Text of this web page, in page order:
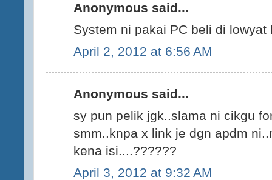
Anonymous said...
System ni pakai PC beli di lowyat
April 2, 2012 at 6:56 AM
Anonymous said...
sy pun pelik jgk..slama ni cikgu
smm..knpa x link je dgn apdm
kena isi....??????
April 3, 2012 at 9:32 AM